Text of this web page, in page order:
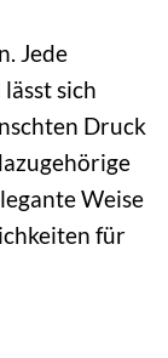
Jede
sich
Druck
Weise
für